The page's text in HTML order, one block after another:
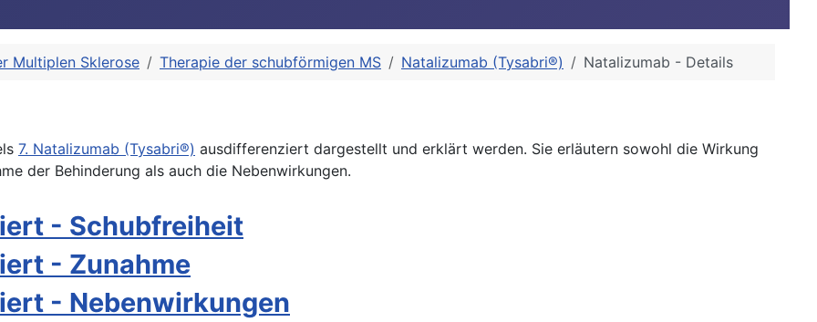
Multiplen Sklerose Therapie der schubförmigen MS Natalizumab (Tysabri®) Natalizumab - Details
7. Natalizumab (Tysabri®) ausdifferenziert dargestellt und erklärt werden. Sie erläutern sowohl die Wirkung
der Behinderung als auch die Nebenwirkungen.
- Schubfreiheit
- Zunahme
- Nebenwirkungen